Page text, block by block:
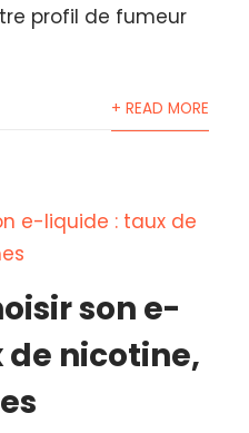
profil de fumeur
+ READ MORE
son e-
nicotine,